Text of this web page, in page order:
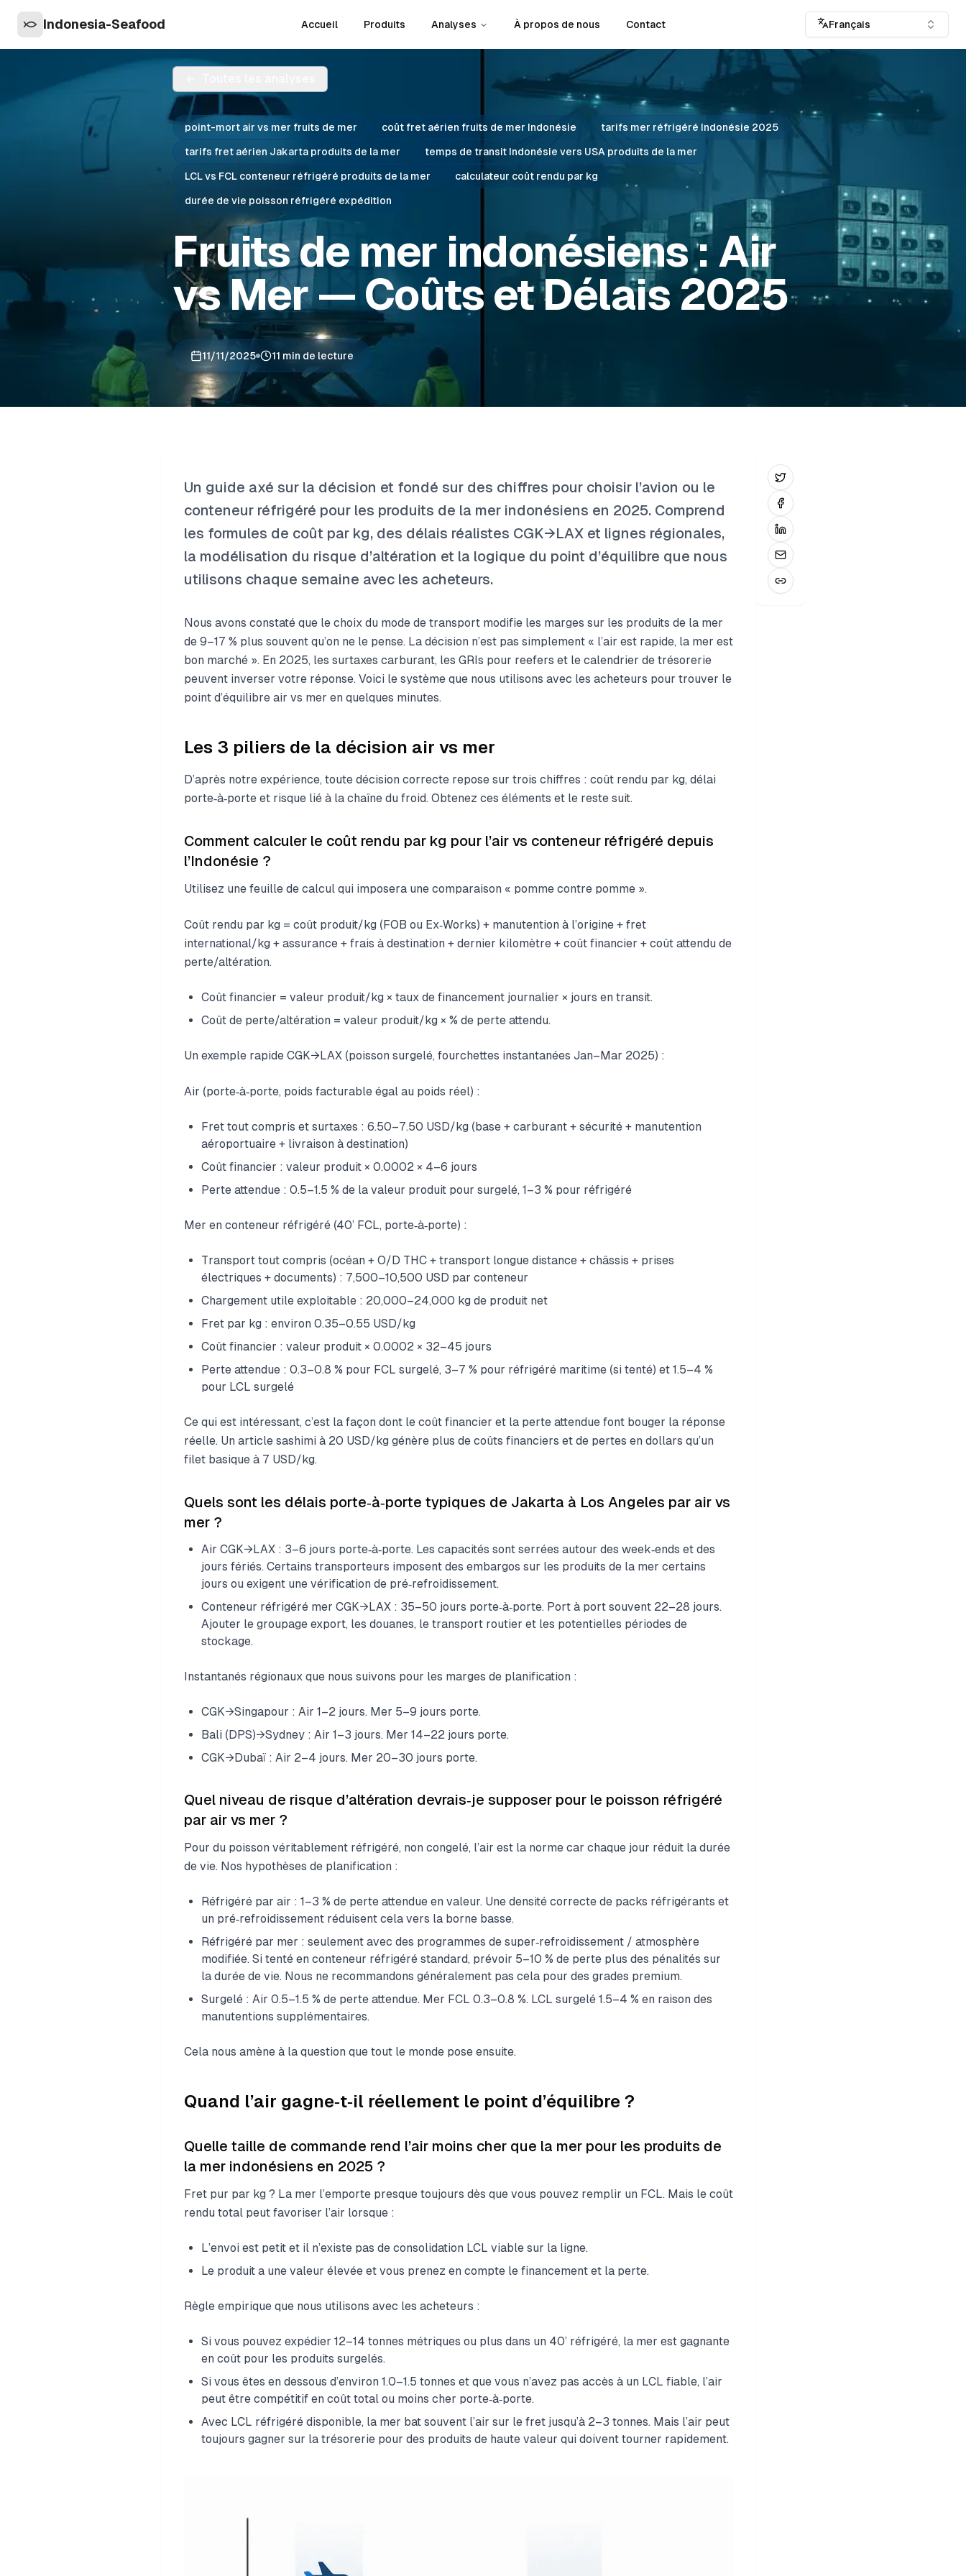
Indonesia-Seafood Accueil Produits Analyses À propos de nous Contact Français
point-mort air vs mer fruits de mer coût fret aérien fruits de mer Indonésie tarifs mer réfrigéré Indonésie 2025
tarifs fret aérien Jakarta produits de la mer temps de transit Indonésie vers USA produits de la mer
LCL vs FCL conteneur réfrigéré produits de la mer calculateur coût rendu par kg
durée de vie poisson réfrigéré expédition
Fruits de mer indonésiens : Air
vs Mer — Coûts et Délais 2025
11/11/2025 11 min de lecture
Un guide axé sur la décision et fondé sur des chiffres pour choisir l’avion ou le
conteneur réfrigéré pour les produits de la mer indonésiens en 2025. Comprend
les formules de coût par kg, des délais réalistes CGK→LAX et lignes régionales,
la modélisation du risque d’altération et la logique du point d’équilibre que nous
utilisons chaque semaine avec les acheteurs.
Nous avons constaté que le choix du mode de transport modifie les marges sur les produits de la mer
de 9–17 % plus souvent qu’on ne le pense. La décision n’est pas simplement « l’air est rapide, la mer est
bon marché ». En 2025, les surtaxes carburant, les GRIs pour reefers et le calendrier de trésorerie
peuvent inverser votre réponse. Voici le système que nous utilisons avec les acheteurs pour trouver le
point d’équilibre air vs mer en quelques minutes.
Les 3 piliers de la décision air vs mer
D’après notre expérience, toute décision correcte repose sur trois chiffres : coût rendu par kg, délai
porte‑à‑porte et risque lié à la chaîne du froid. Obtenez ces éléments et le reste suit.
Comment calculer le coût rendu par kg pour l’air vs conteneur réfrigéré depuis
l’Indonésie ?
Utilisez une feuille de calcul qui imposera une comparaison « pomme contre pomme ».
Coût rendu par kg = coût produit/kg (FOB ou Ex‑Works) + manutention à l’origine + fret
international/kg + assurance + frais à destination + dernier kilomètre + coût financier + coût attendu de
perte/altération.
Coût financier = valeur produit/kg × taux de financement journalier × jours en transit.
Coût de perte/altération = valeur produit/kg × % de perte attendu.
Un exemple rapide CGK→LAX (poisson surgelé, fourchettes instantanées Jan–Mar 2025) :
Air (porte‑à‑porte, poids facturable égal au poids réel) :
Fret tout compris et surtaxes : 6.50–7.50 USD/kg (base + carburant + sécurité + manutention
aéroportuaire + livraison à destination)
Coût financier : valeur produit × 0.0002 × 4–6 jours
Perte attendue : 0.5–1.5 % de la valeur produit pour surgelé, 1–3 % pour réfrigéré
Mer en conteneur réfrigéré (40’ FCL, porte‑à‑porte) :
Transport tout compris (océan + O/D THC + transport longue distance + châssis + prises
électriques + documents) : 7,500–10,500 USD par conteneur
Chargement utile exploitable : 20,000–24,000 kg de produit net
Fret par kg : environ 0.35–0.55 USD/kg
Coût financier : valeur produit × 0.0002 × 32–45 jours
Perte attendue : 0.3–0.8 % pour FCL surgelé, 3–7 % pour réfrigéré maritime (si tenté) et 1.5–4 %
pour LCL surgelé
Ce qui est intéressant, c’est la façon dont le coût financier et la perte attendue font bouger la réponse
réelle. Un article sashimi à 20 USD/kg génère plus de coûts financiers et de pertes en dollars qu’un
filet basique à 7 USD/kg.
Quels sont les délais porte‑à‑porte typiques de Jakarta à Los Angeles par air vs
mer ?
Air CGK→LAX : 3–6 jours porte‑à‑porte. Les capacités sont serrées autour des week‑ends et des
jours fériés. Certains transporteurs imposent des embargos sur les produits de la mer certains
jours ou exigent une vérification de pré‑refroidissement.
Conteneur réfrigéré mer CGK→LAX : 35–50 jours porte‑à‑porte. Port à port souvent 22–28 jours.
Ajouter le groupage export, les douanes, le transport routier et les potentielles périodes de
stockage.
Instantanés régionaux que nous suivons pour les marges de planification :
CGK→Singapour : Air 1–2 jours. Mer 5–9 jours porte.
Bali (DPS)→Sydney : Air 1–3 jours. Mer 14–22 jours porte.
CGK→Dubaï : Air 2–4 jours. Mer 20–30 jours porte.
Quel niveau de risque d’altération devrais‑je supposer pour le poisson réfrigéré
par air vs mer ?
Pour du poisson véritablement réfrigéré, non congelé, l’air est la norme car chaque jour réduit la durée
de vie. Nos hypothèses de planification :
Réfrigéré par air : 1–3 % de perte attendue en valeur. Une densité correcte de packs réfrigérants et
un pré‑refroidissement réduisent cela vers la borne basse.
Réfrigéré par mer : seulement avec des programmes de super‑refroidissement / atmosphère
modifiée. Si tenté en conteneur réfrigéré standard, prévoir 5–10 % de perte plus des pénalités sur
la durée de vie. Nous ne recommandons généralement pas cela pour des grades premium.
Surgelé : Air 0.5–1.5 % de perte attendue. Mer FCL 0.3–0.8 %. LCL surgelé 1.5–4 % en raison des
manutentions supplémentaires.
Cela nous amène à la question que tout le monde pose ensuite.
Quand l’air gagne‑t‑il réellement le point d’équilibre ?
Quelle taille de commande rend l’air moins cher que la mer pour les produits de
la mer indonésiens en 2025 ?
Fret pur par kg ? La mer l’emporte presque toujours dès que vous pouvez remplir un FCL. Mais le coût
rendu total peut favoriser l’air lorsque :
L’envoi est petit et il n’existe pas de consolidation LCL viable sur la ligne.
Le produit a une valeur élevée et vous prenez en compte le financement et la perte.
Règle empirique que nous utilisons avec les acheteurs :
Si vous pouvez expédier 12–14 tonnes métriques ou plus dans un 40’ réfrigéré, la mer est gagnante
en coût pour les produits surgelés.
Si vous êtes en dessous d’environ 1.0–1.5 tonnes et que vous n’avez pas accès à un LCL fiable, l’air
peut être compétitif en coût total ou moins cher porte‑à‑porte.
Avec LCL réfrigéré disponible, la mer bat souvent l’air sur le fret jusqu’à 2–3 tonnes. Mais l’air peut
toujours gagner sur la trésorerie pour des produits de haute valeur qui doivent tourner rapidement.